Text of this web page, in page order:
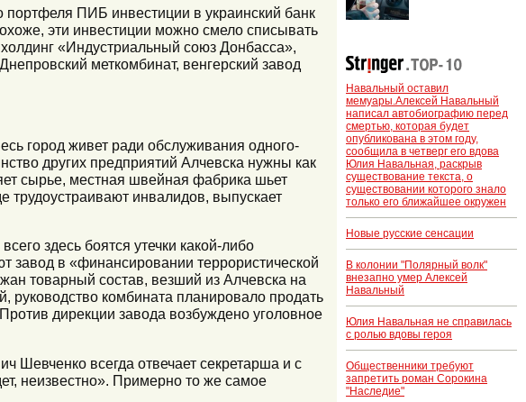
ПИБ инвестиции в украинский банк
эти инвестиции можно смело списывать
«Индустриальный союз Донбасса»,
меткомбинат, венгерский завод
город живет ради обслуживания одного-
других предприятий Алчевска нужны как
сырье, местная швейная фабрика шьет
трудоустраивают инвалидов, выпускает
здесь боятся утечки какой-либо
завод в «финансировании террористической
товарный состав, везший из Алчевска на
руководство комбината планировало продать
дирекции завода возбуждено уголовное
Шевченко всегда отвечает секретарша и с
неизвестно». Примерно то же самое
Навальный оставил
мемуары.Алексей Навальный
написал автобиографию перед
смертью, которая будет
опубликована в этом году,
сообщила в четверг его вдова
Юлия Навальная, раскрыв
существование текста, о
существовании которого знало
только его ближайшее окружен
Новые русские сенсации
В колонии "Полярный волк"
внезапно умер Алексей
Навальный
Юлия Навальная не справилась
с ролью вдовы героя
Общественники требуют
запретить роман Сорокина
"Наследие"